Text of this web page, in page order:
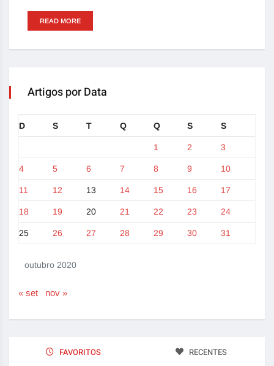
READ MORE
Artigos por Data
outubro 2020
D S T Q Q S S
1 2 3
4 5 6 7 8 9 10
11 12 13 14 15 16 17
18 19 20 21 22 23 24
25 26 27 28 29 30 31
« set nov »
FAVORITOS RECENTES